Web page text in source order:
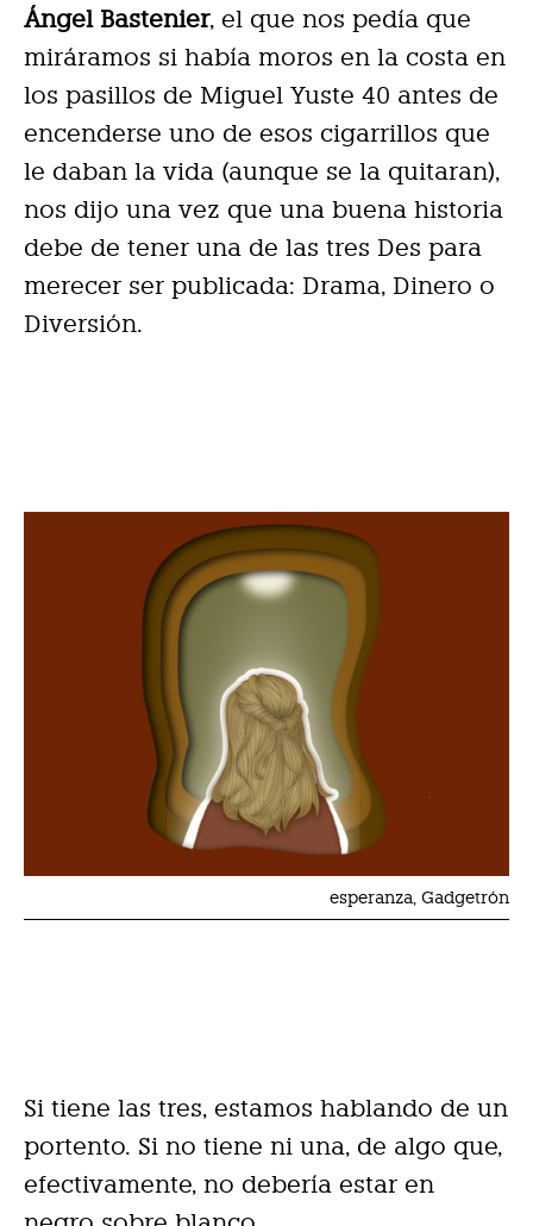
Ángel Bastenier, el que nos pedía que
miráramos si había moros en la costa en
los pasillos de Miguel Yuste 40 antes de
encenderse uno de esos cigarrillos que
le daban la vida (aunque se la quitaran),
nos dijo una vez que una buena historia
debe de tener una de las tres Des para
merecer ser publicada: Drama, Dinero o
Diversión.
esperanza, Gadgetrón
Si tiene las tres, estamos hablando de un
portento. Si no tiene ni una, de algo que,
efectivamente, no debería estar en